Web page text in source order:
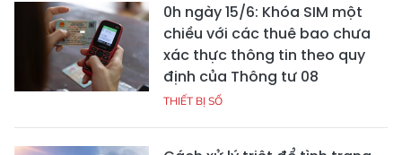
0h ngày 15/6: Khóa SIM một
chiều với các thuê bao chưa
xác thực thông tin theo quy
định của Thông tư 08
THIẾT BỊ SỐ